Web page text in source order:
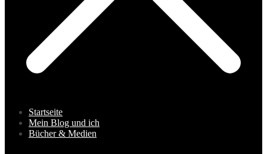
Startseite
Mein Blog und ich
Bücher & Medien